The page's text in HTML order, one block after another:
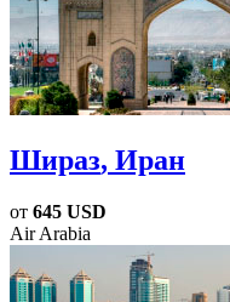
Шираз, Иран
от 645 USD
Air Arabia